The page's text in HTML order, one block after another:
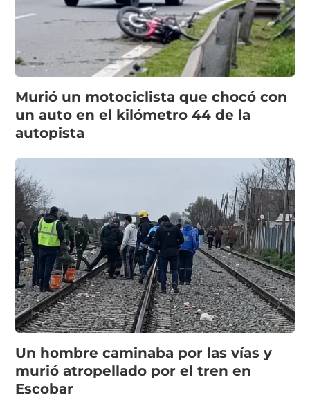
Murió un motociclista que chocó con
un auto en el kilómetro 44 de la
autopista
Un hombre caminaba por las vías y
murió atropellado por el tren en
Escobar